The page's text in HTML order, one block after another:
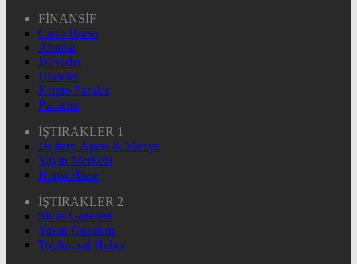
FİNANSİF
Canlı Borsa
Altınlar
Dövizler
Hisseler
Kripto Paralar
Pariteler
İŞTİRAKLER 1
Dijitary Ajans & Medya
Yayın Merkezi
Hepsi Hisse
İŞTİRAKLER 2
Sivas Gazetesi
Yakın Gündem
Toplumsal Haber